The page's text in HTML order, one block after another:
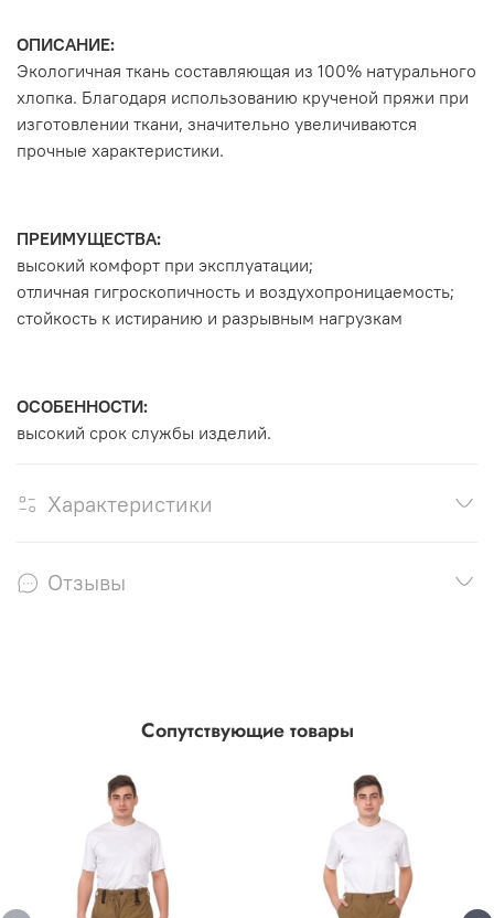
ОПИСАНИЕ:
Экологичная ткань составляющая из 100% натурального
хлопка. Благодаря использованию крученой пряжи при
изготовлении ткани, значительно увеличиваются
прочные характеристики.
ПРЕИМУЩЕСТВА:
высокий комфорт при эксплуатации;
отличная гигроскопичность и воздухопроницаемость;
стойкость к истиранию и разрывным нагрузкам
ОСОБЕННОСТИ:
высокий срок службы изделий.
Характеристики
Отзывы
Сопутствующие товары